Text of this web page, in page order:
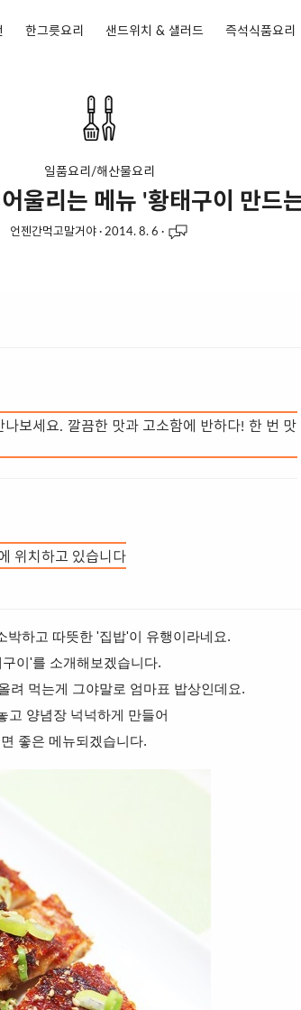
한그릇요리 샌드위치 & 샐러드 즉석식품요리
일품요리/해산물요리
울리는 메뉴 '황태구이 만드
언젠간먹고말거야· 2014. 8. 6 ·
보세요. 깔끔한 맛과 고소함에 반하다! 한 번 맛
위치하고 있습니다
박하고 따뜻한 '집밥'이 유행이라네요.
이'를 소개해보겠습니다.
려 먹는게 그야말로 엄마표 밥상인데요.
고 양념장 넉넉하게 만들어
좋은 메뉴되겠습니다.